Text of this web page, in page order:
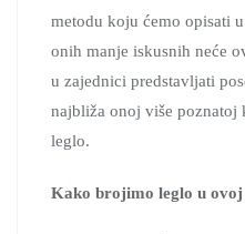
metodu koju ćemo opisati
onih manje iskusnih neće
u zajednici predstavljati
najbliža onoj više poznatoj
leglo.
Kako brojimo leglo u ovoj